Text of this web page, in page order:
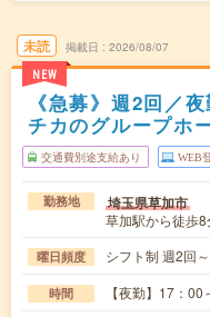
未読
NEW
掲載日 2026/08/07
《急募》週2回／
チカのグループホ
交通費別途支給あり WEB
勤務地 埼玉県草加市
草加駅から徒歩8
曜日頻度 シフト制 週2回～
時間 【夜勤】17：